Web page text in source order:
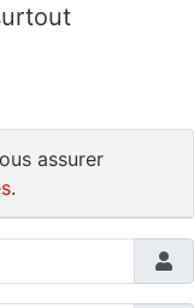
assurer
.